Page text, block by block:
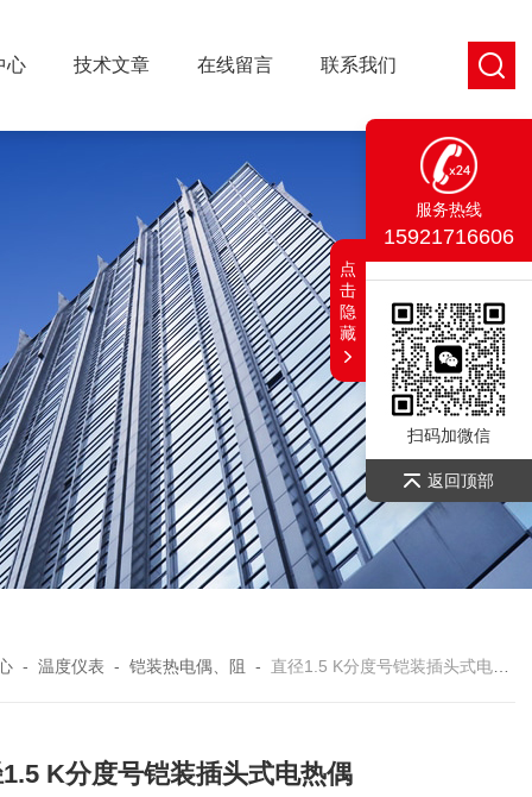
心 技术文章 在线留言 联系我们
-温度仪表 -铠装热电偶、阻 - 直径1.5 K分度号铠装插头式电热偶
K分度号铠装插头式电热偶
服务热线
15921716606
扫码加微信
返回顶部
点
击
隐
藏